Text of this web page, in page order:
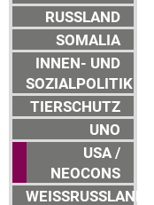
RUSSLAND
SOMALIA
INNEN- UND
SOZIALPOLITIK
TIERSCHUTZ
UNO
USA /
NEOCONS
WEISSRUSSLAND